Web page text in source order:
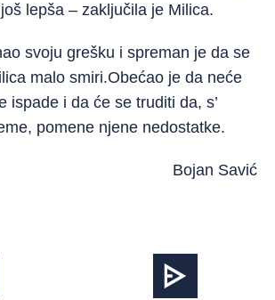
lepša – zaključila je Milica.
svoju grešku i spreman je da se
malo smiri.Obećao je da neće
ispade i da će se truditi da, s’
pomene njene nedostatke.
Bojan Savić